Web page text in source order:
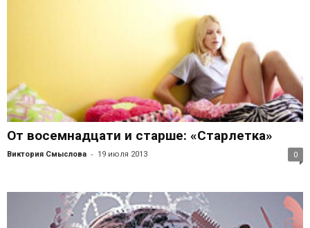
От восемнадцати и старше: «Старлетка»
Виктория Смыслова - 19 июля 2013 0